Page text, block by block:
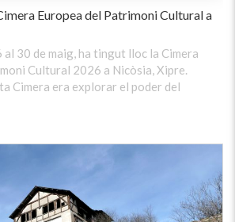
Europea del Patrimoni Cultural a
al 30 de maig, ha tingut lloc la Cimera
Cultural 2026 a Nicòsia, Xipre.
Cimera era explorar el poder del